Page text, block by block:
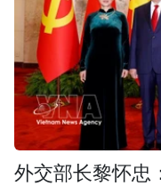
外交部长黎怀忠